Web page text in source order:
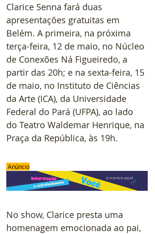
Clarice Senna fará duas
apresentações gratuitas em
Belém. A primeira, na próxima
terça-feira, 12 de maio, no Núcleo
de Conexões Ná Figueiredo, a
partir das 20h; e na sexta-feira, 15
de maio, no Instituto de Ciências
da Arte (ICA), da Universidade
Federal do Pará (UFPA), ao lado
do Teatro Waldemar Henrique, na
Praça da República, às 19h.
Anúncio
No show, Clarice presta uma
homenagem emocionada ao pai,